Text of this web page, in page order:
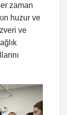
zaman
huzur ve
ve